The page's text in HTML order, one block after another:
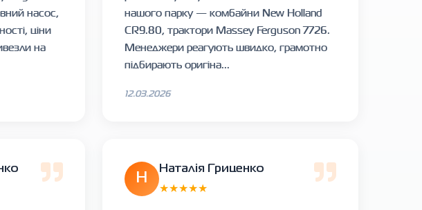
насос,
ціни
на
нашого парку — комбайни New Holland
CR9.80, трактори Massey Ferguson 7726.
Менеджери реагують швидко, грамотно
підбирають оригіна...
12.03.2026
Н
Наталія Гриценко
★★★★★